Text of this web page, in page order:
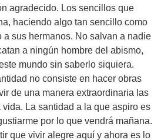
agradecido. Los sencillos que
haciendo algo tan sencillo como
sus hermanos. No salvan a nadie
a ningún hombre del abismo,
mundo sin saberlo siquiera.
no consiste en hacer obras
de una manera extraordinaria las
La santidad a la que aspiro es
por lo que vendrá mañana.
que vivir alegre aquí y ahora es lo